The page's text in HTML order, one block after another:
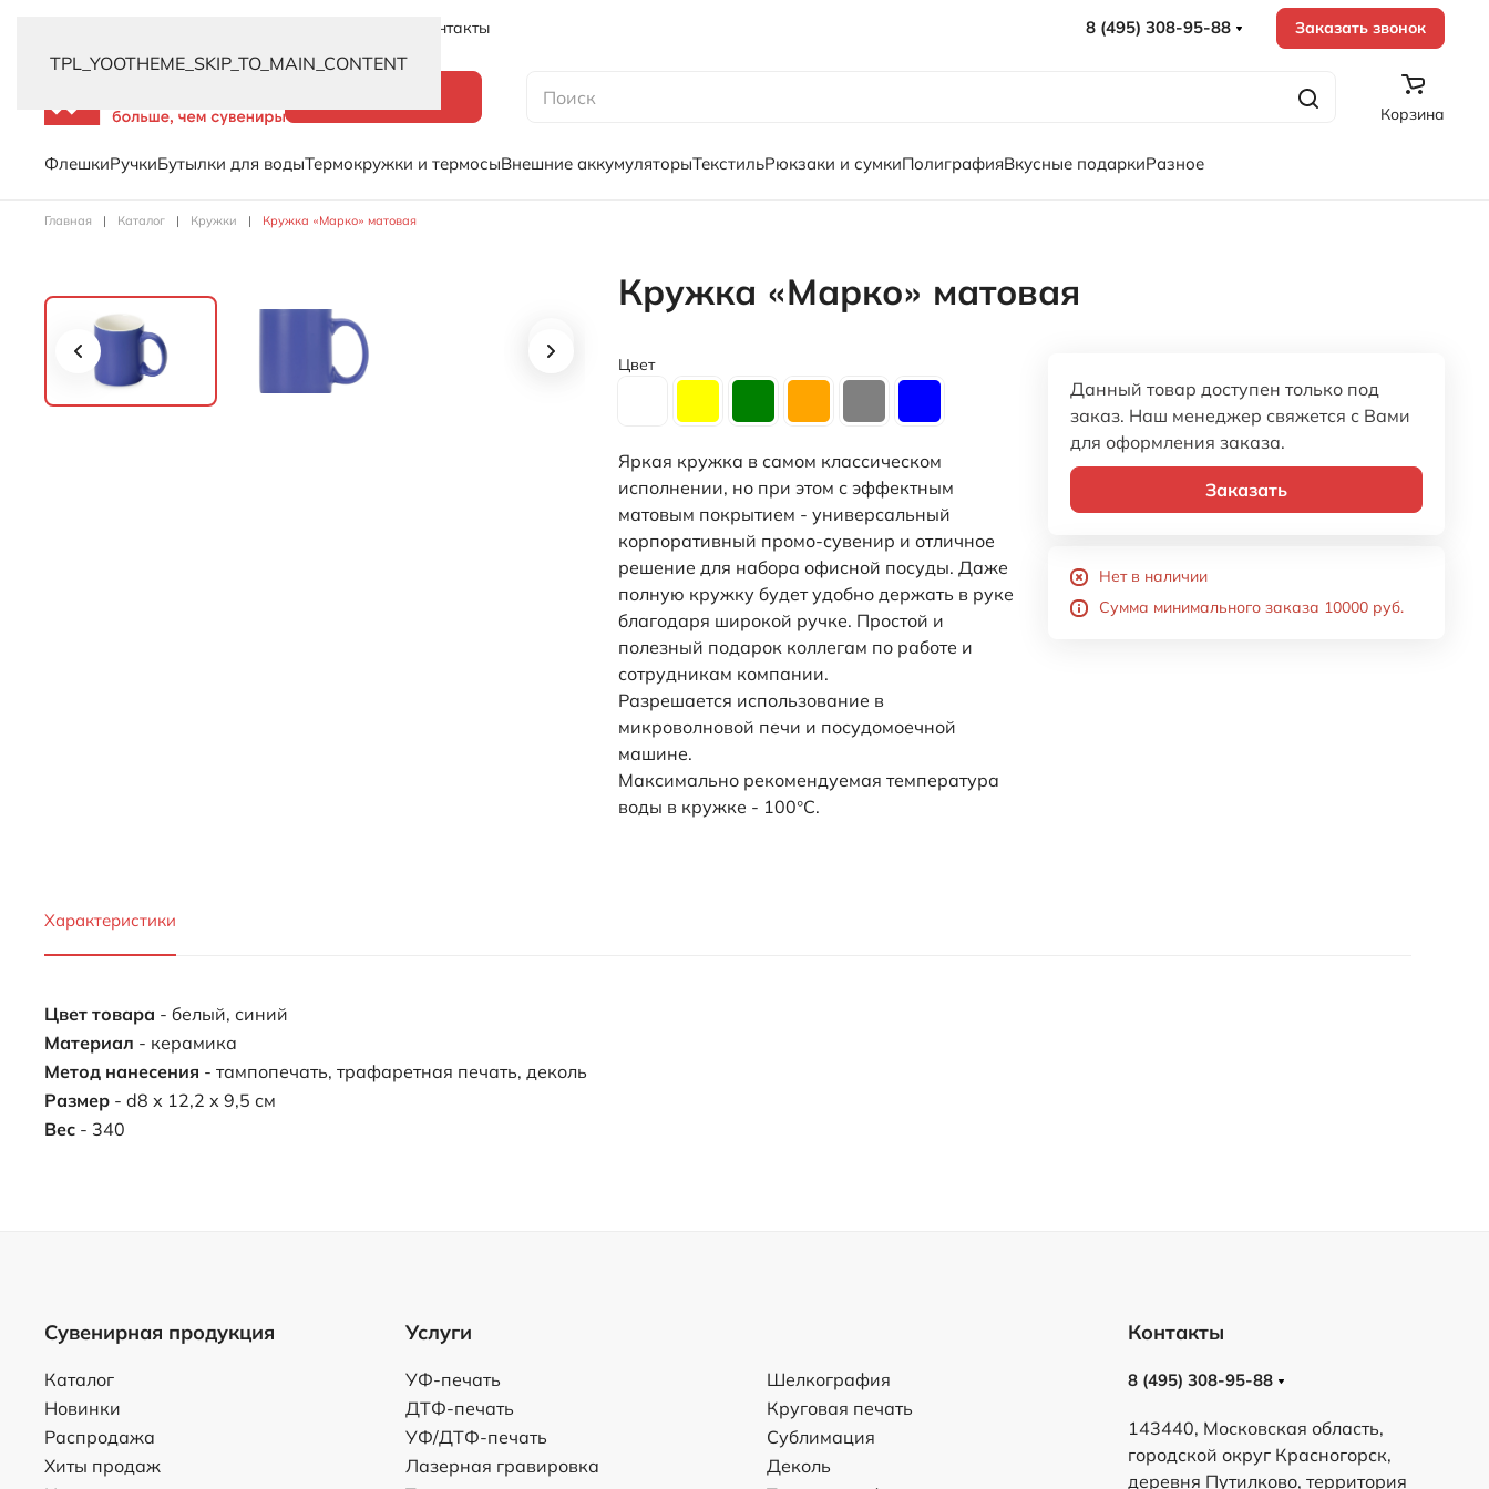
TPL_YOOTHEME_SKIP_TO_MAIN_CONTENT
Контакты 8 (495) 308-95-88 Заказать звонок
Корзина
ФлешкиРучкиБутылки для водыТермокружки и термосыВнешние аккумуляторыТекстильРюкзаки и сумкиПолиграфияВкусные подаркиРазное
Главная Каталог Кружки Кружка «Марко» матовая
Кружка «Марко» матовая
Цвет
Яркая кружка в самом классическом
исполнении, но при этом с эффектным
матовым покрытием - универсальный
корпоративный промо-сувенир и отличное
решение для набора офисной посуды. Даже
полную кружку будет удобно держать в руке
благодаря широкой ручке. Простой и
полезный подарок коллегам по работе и
сотрудникам компании.
Разрешается использование в
микроволновой печи и посудомоечной
машине.
Максимально рекомендуемая температура
воды в кружке - 100°C.
Данный товар доступен только под
заказ. Наш менеджер свяжется с Вами
для оформления заказа.
Заказать
Нет в наличии
Сумма минимального заказа 10000 руб.
Характеристики
Цвет товара - белый, синий
Материал - керамика
Метод нанесения - тампопечать, трафаретная печать, деколь
Размер - d8 х 12,2 х 9,5 см
Вес - 340
Сувенирная продукция
Каталог
Новинки
Распродажа
Хиты продаж
Услуги
УФ-печать
ДТФ-печать
УФ/ДТФ-печать
Лазерная гравировка
Шелкография
Круговая печать
Сублимация
Деколь
Контакты
8 (495) 308-95-88
143440, Московская область,
городской округ Красногорск,
деревня Путилково, территория